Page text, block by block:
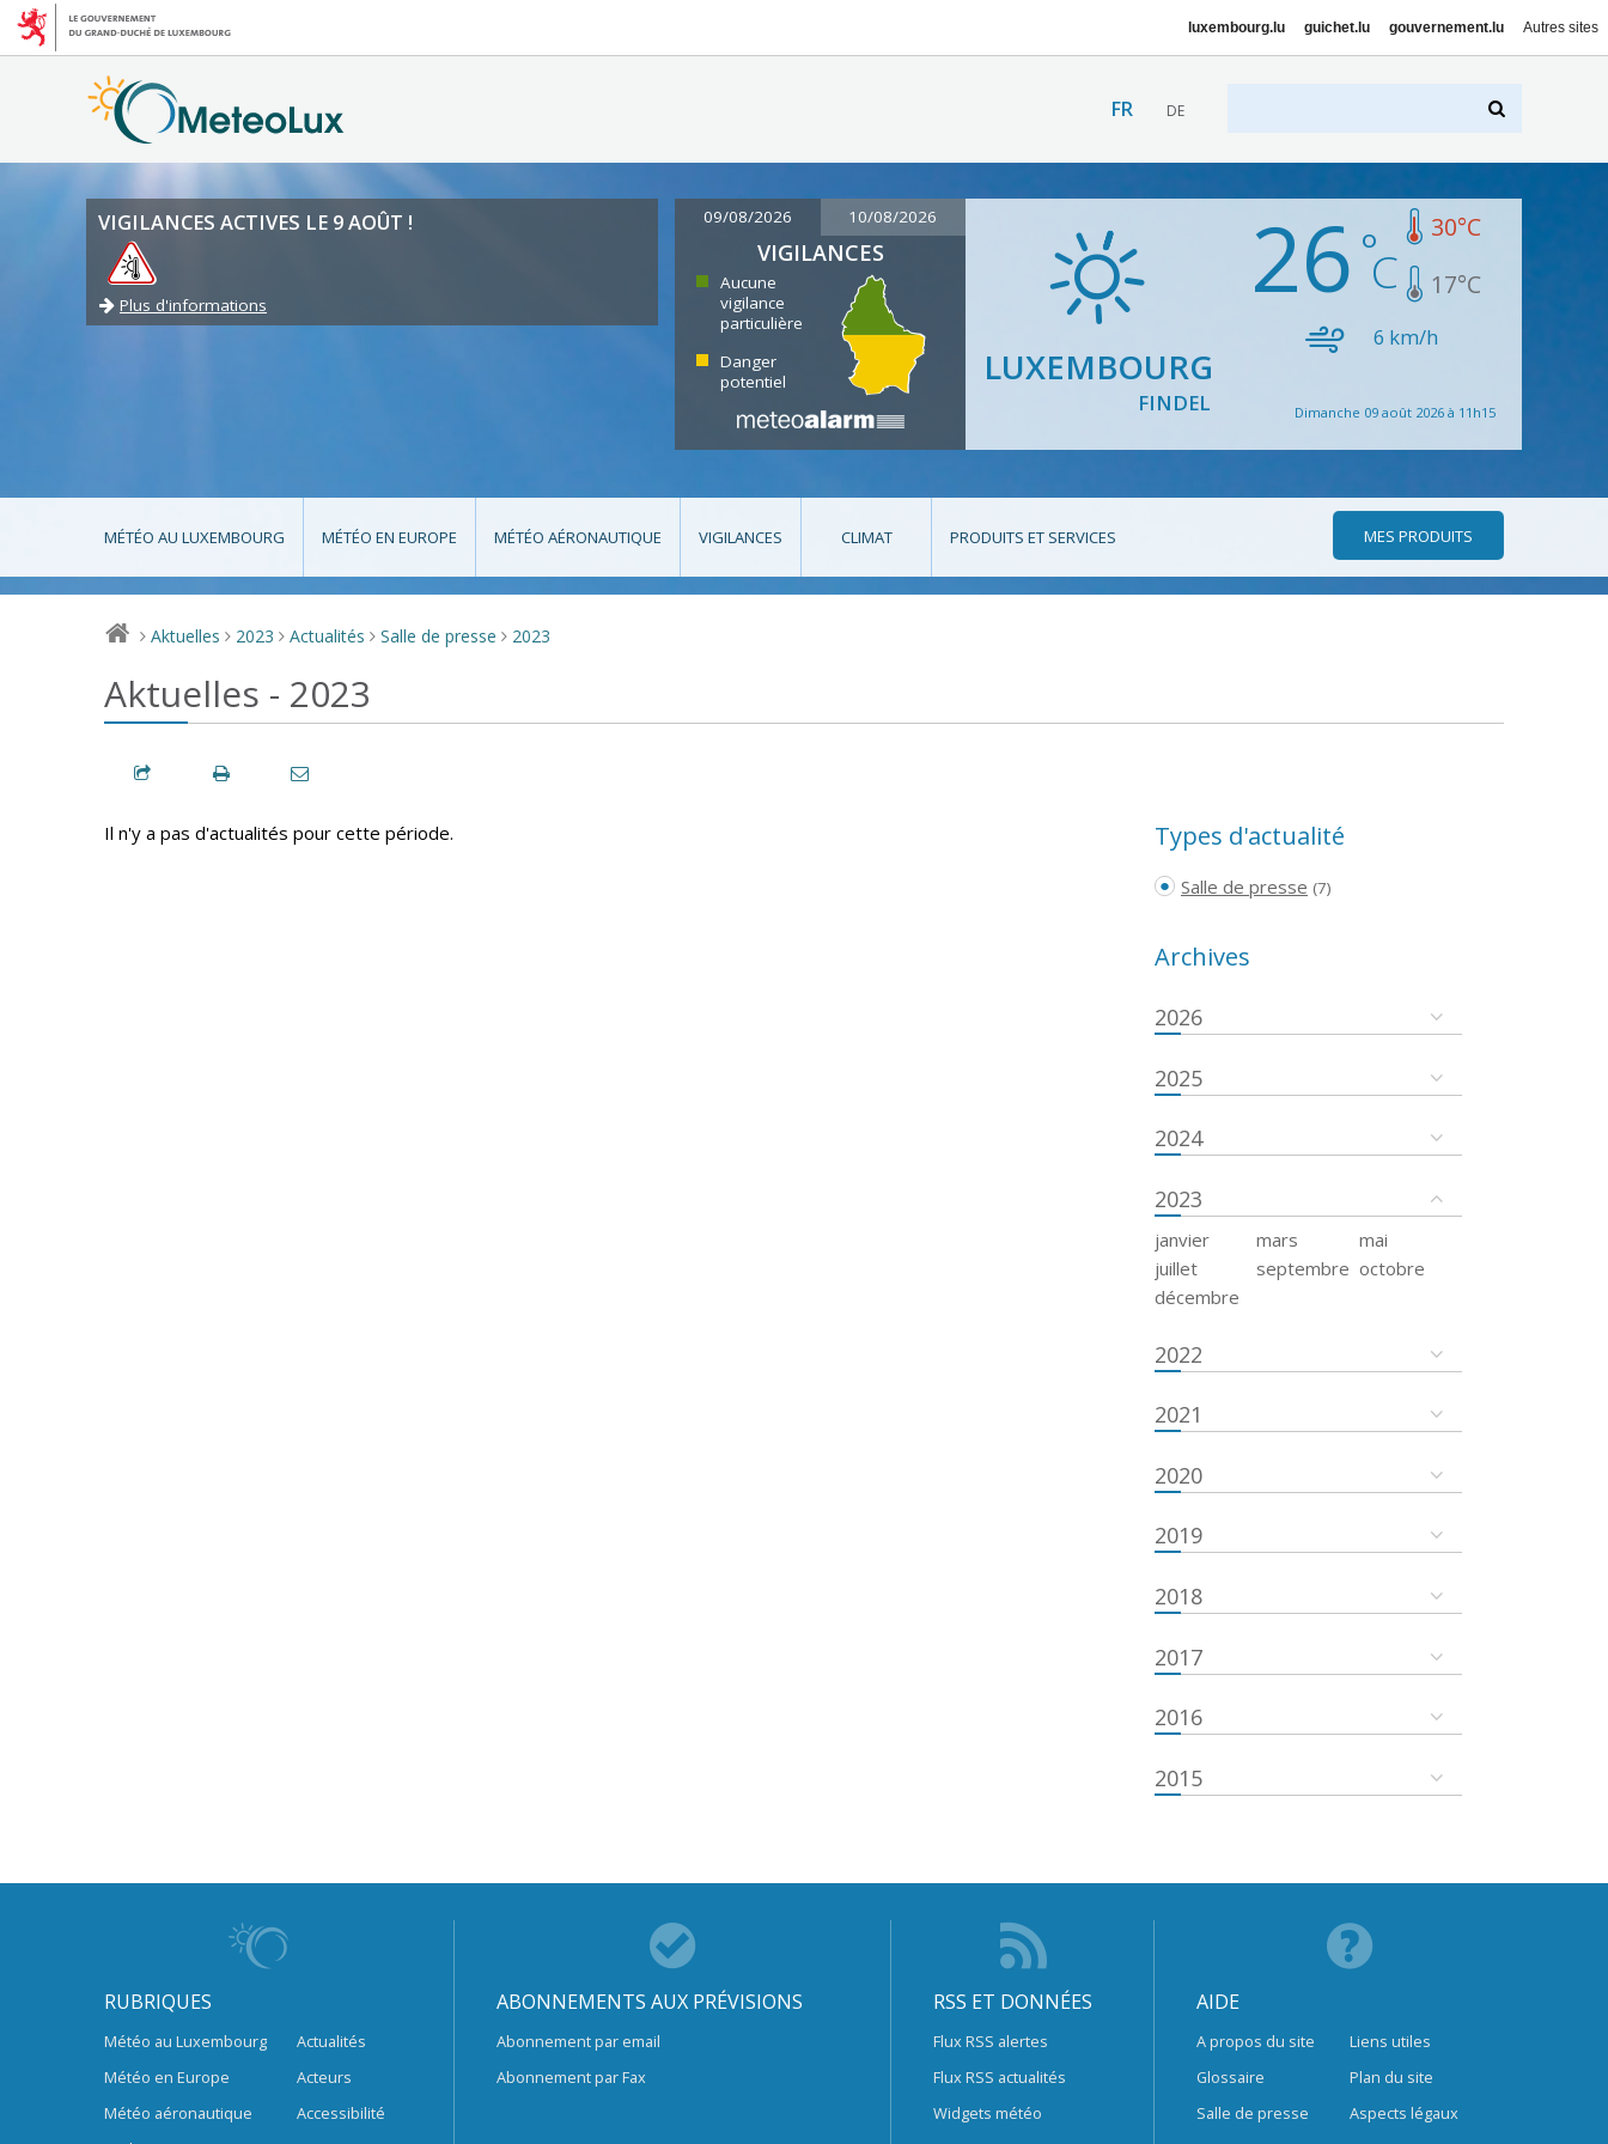
luxembourg.lu guichet.lu gouvernement.lu Autres sites
FR DE
VIGILANCES ACTIVES LE 9 AOÛT !
Plus d'informations
09/08/2026 10/08/2026
VIGILANCES
Aucune
vigilance
particulière
Danger
potentiel
LUXEMBOURG
FINDEL
26 30°C
17°C
6 km/h
Dimanche 09 août 2026 à 11h15
MÉTÉO AU LUXEMBOURG MÉTÉO EN EUROPE MÉTÉO AÉRONAUTIQUE VIGILANCES CLIMAT PRODUITS ET SERVICES MES PRODUITS
> Aktuelles > 2023 > Actualités > Salle de presse > 2023
Aktuelles - 2023
Il n'y a pas d'actualités pour cette période. Types d'actualité
Salle de presse (7)
Archives
2026
2025
2024
2023
janvier mars
mai
juillet
septembre octobre
décembre
2022
2021
2020
2019
2018
2017
2016
2015
RUBRIQUES
Météo au Luxembourg
Météo en Europe
Météo aéronautique
Actualités
Acteurs
Accessibilité
ABONNEMENTS AUX PRÉVISIONS
Abonnement par email
Abonnement par Fax
RSS ET DONNÉES
Flux RSS alertes
Flux RSS actualités
Widgets météo
AIDE
A propos du site
Glossaire
Salle de presse
Liens utiles
Plan du site
Aspects légaux